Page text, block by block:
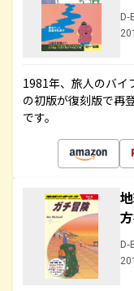
D-
1981年、旅人のバイ
の初版が復刻版で再
です。
D-